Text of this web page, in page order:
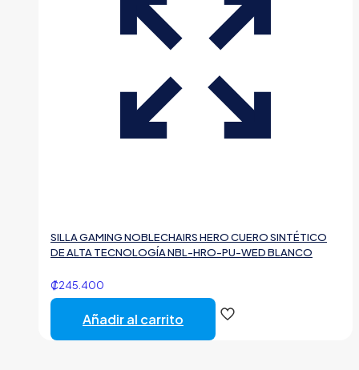
SILLA GAMING NOBLECHAIRS HERO CUERO SINTÉTICO
DE ALTA TECNOLOGÍA NBL-HRO-PU-WED BLANCO
₡245.400
Añadir al carrito